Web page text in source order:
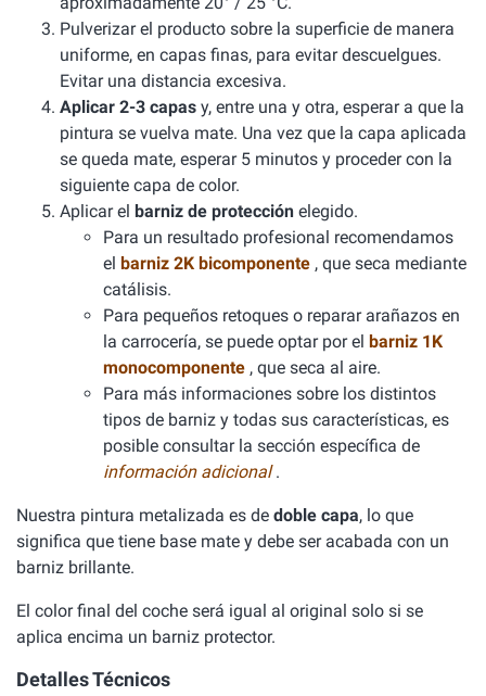
Pulverizar el producto sobre la superficie de manera
uniforme, en capas finas, para evitar descuelgues.
Evitar una distancia excesiva.
Aplicar 2-3 capas y, entre una y otra, esperar a que la
pintura se vuelva mate. Una vez que la capa aplicada
se queda mate, esperar 5 minutos y proceder con la
siguiente capa de color.
Aplicar el barniz de protección elegido.
Para un resultado profesional recomendamos
el barniz 2K bicomponente , que seca mediante
catálisis.
Para pequeños retoques o reparar arañazos en
la carrocería, se puede optar por el barniz 1K
monocomponente , que seca al aire.
Para más informaciones sobre los distintos
tipos de barniz y todas sus características, es
posible consultar la sección específica de
información adicional.
Nuestra pintura metalizada es de doble capa, lo que
significa que tiene base mate y debe ser acabada con un
barniz brillante.
El color final del coche será igual al original solo si se
aplica encima un barniz protector.
Detalles Técnicos